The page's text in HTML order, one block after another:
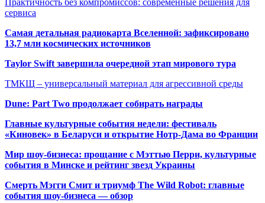
Практичность без компромиссов: современные решения для
сервиса
Самая детальная радиокарта Вселенной: зафиксировано
13,7 млн космических источников
Taylor Swift завершила очередной этап мирового тура
ТМКЩ – универсальный материал для агрессивной среды
Dune: Part Two продолжает собирать награды
Главные культурные события недели: фестиваль
«Киновек» в Беларуси и открытие Нотр-Дама во Франции
Мир шоу-бизнеса: прощание с Мэттью Перри, культурные
события в Минске и рейтинг звезд Украины
Смерть Мэгги Смит и триумф The Wild Robot: главные
события шоу-бизнеса — обзор